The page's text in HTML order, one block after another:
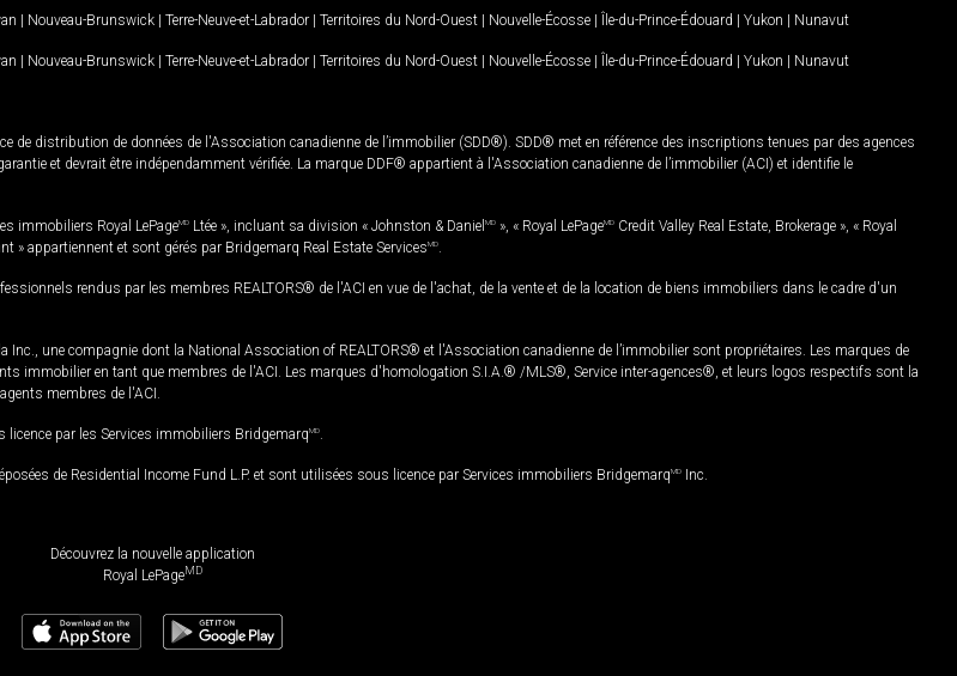
| Nouveau-Brunswick | Terre-Neuve-et-Labrador | Territoires du Nord-Ouest | Nouvelle-Écosse | Île-du-Prince-Édouard | Yukon | Nunavut
| Nouveau-Brunswick | Terre-Neuve-et-Labrador | Territoires du Nord-Ouest | Nouvelle-Écosse | Île-du-Prince-Édouard | Yukon | Nunavut
de distribution de données de l'Association canadienne de l’immobilier (SDD®). SDD® met en référence des inscriptions tenues par des agences
et devrait être indépendamment vérifiée. La marque DDF® appartient à l'Association canadienne de l’immobilier (ACI) et identifie le
immobiliers Royal LePageMD Ltée », incluant sa division « Johnston & Daniel MD », « Royal LePageMD Credit Valley Real Estate, Brokerage », « Royal
» appartiennent et sont gérés par Bridgemarq Real Estate ServicesMD
rendus par les membres REALTORS® de l'ACI en vue de l'achat, de la vente et de la location de biens immobiliers dans le cadre d'un
Inc., une compagnie dont la National Association of REALTORS® et l'Association canadienne de l’immobilier sont propriétaires. Les marques de
immobilier en tant que membres de l'ACI. Les marques d'homologation S.I.A.® /MLS®, Service inter-agences®, et leurs logos respectifs sont la
membres de l'ACI.
licence par les Services immobiliers BridgemarqMD
de Residential Income Fund L.P. et sont utilisées sous licence par Services immobiliers BridgemarqMD Inc.
Découvrez la nouvelle application
Royal LePageMD